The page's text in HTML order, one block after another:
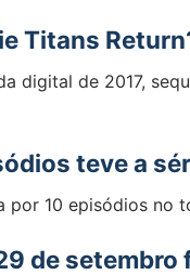
Titans
digital de 2017,
teve a
por 10 episódios no
de